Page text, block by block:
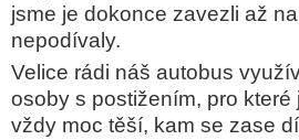
jsme je dokonce zavezli až
nepodívaly.
Velice rádi náš autobus
osoby s postižením, pro
vždy moc těší, kam se zase